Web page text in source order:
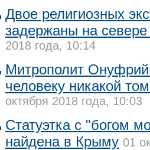
Двое религиозных
задержаны на севере
2018 года, 10:14
Митрополит
человеку никакой
октября 2018 года, 10:03
Статуэтка с "богом
найдена в Крыму 01